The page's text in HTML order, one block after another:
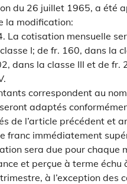
du 26 juillet 1965, a été
la modification:
La cotisation mensuelle
I; de fr. 160, dans la
dans la classe III et de fr.
correspondent au
adaptés
de l’article précédent et
franc immédiatement
sera due pour chaque
et perçue à terme échu
à l’exception des